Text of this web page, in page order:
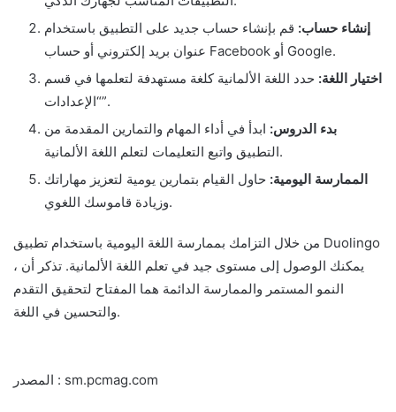
إنشاء حساب: قم بإنشاء حساب جديد على التطبيق باستخدام
عنوان بريد إلكتروني أو حساب Facebook أو Google.
اختيار اللغة: حدد اللغة الألمانية كلغة مستهدفة لتعلمها في قسم
“الإعدادات”.
بدء الدروس: ابدأ في أداء المهام والتمارين المقدمة من
التطبيق واتبع التعليمات لتعلم اللغة الألمانية.
الممارسة اليومية: حاول القيام بتمارين يومية لتعزيز مهاراتك
وزيادة قاموسك اللغوي.
من خلال التزامك بممارسة اللغة اليومية باستخدام تطبيق Duolingo
، يمكنك الوصول إلى مستوى جيد في تعلم اللغة الألمانية. تذكر أن
النمو المستمر والممارسة الدائمة هما المفتاح لتحقيق التقدم
والتحسين في اللغة.
المصدر : sm.pcmag.com